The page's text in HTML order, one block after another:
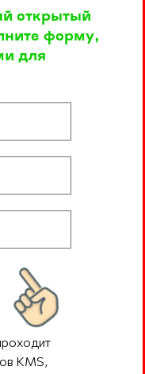
открытый
форму,
для
KMS,